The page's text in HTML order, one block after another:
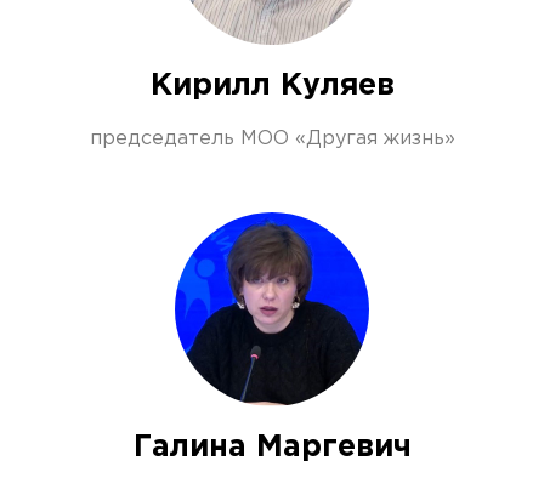
Кирилл Куляев
председатель МОО «Другая жизнь»
Галина Маргевич